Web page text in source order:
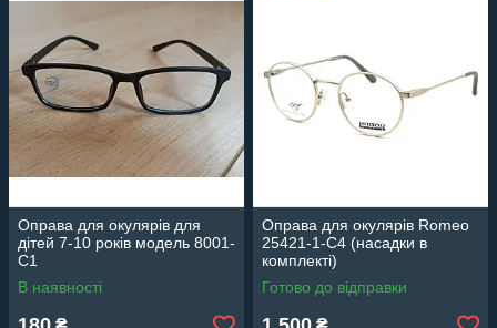
Оправа для окулярів для
дітей 7-10 років модель 8001-
С1
В наявності
Оправа для окулярів Romeo
25421-1-C4 (насадки в
комплекті)
Готово до відправки